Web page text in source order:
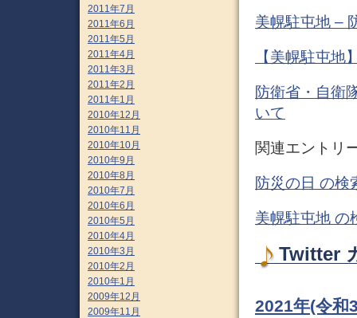
美幌駐屯地 –
【美幌駐屯
防衛省・自衛
いて
関連エントリ
防災の日 の検
美幌駐屯地 の
Twitter
2021年(令和
2011年7月
2011年6月
2011年5月
2011年4月
2011年3月
2011年2月
2011年1月
2010年12月
2010年11月
2010年10月
2010年9月
2010年8月
2010年7月
2010年6月
2010年5月
2010年4月
2010年3月
2010年2月
2010年1月
2009年12月
2009年11月